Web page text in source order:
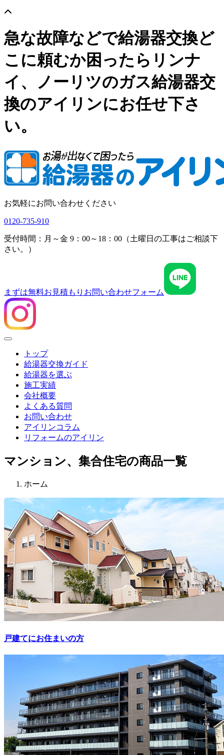
急な故障などで給湯器交換ど
こに頼むか困ったらリンナ
イ、ノーリツのガス給湯器交
換のアイリンにお任せ下さ
い。
お気軽にお問い合わせください
0120-735-910
受付時間：月～金 9：00～18：00（土曜日の工事はご相談下
さい。）
まずは無料お見積もり お問い合わせフォーム
Menu
トップ
給湯器交換ガイド
給湯器を選ぶ
施工実績
会社概要
よくある質問
お問い合わせ
アイリンコラム
リフォームのアイリン
マンション、集合住宅の商品一覧
ホーム
戸建てにお住まいの方